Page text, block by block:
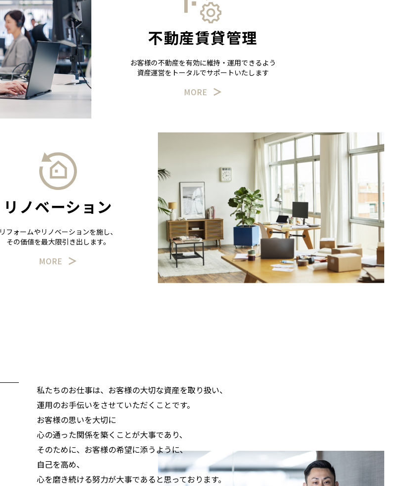
不動産賃貸管理
お客様の不動産を有効に維持・運用できるよう
資産運営をトータルでサポートいたします
MORE
リノベーション
リフォームやリノベーションを施し、
その価値を最大限引き出します。
MORE
私たちのお仕事は、お客様の大切な資産を取り扱い、
運用のお手伝いをさせていただくことです。
お客様の思いを大切に
心の通った関係を築くことが大事であり、
そのために、お客様の希望に添うように、
自己を高め、
心を磨き続ける努力が大事であると思っております。